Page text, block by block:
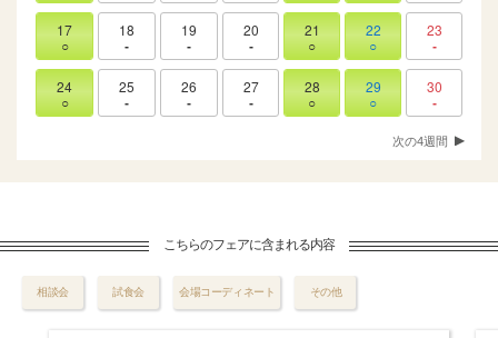
17
○
18
-
19
-
20
-
21
○
22
○
23
-
24
○
25
-
26
-
27
-
28
○
29
○
30
-
次の4週間
こちらのフェアに含まれる内容
相談会 試食会 会場コーディネート その他